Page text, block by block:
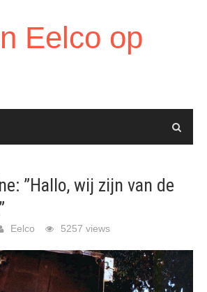
Eelco op
”Hallo, wij zijn van de
Eelco 5257 views